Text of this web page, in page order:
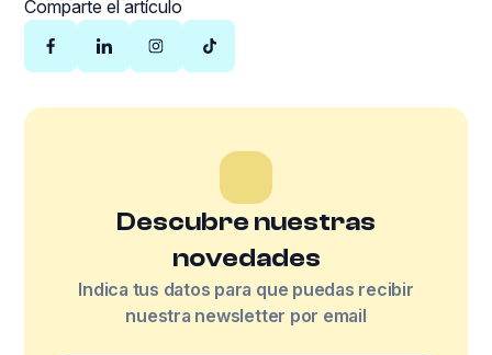
Comparte el artículo
Descubre nuestras
novedades
Indica tus datos para que puedas recibir
nuestra newsletter por email